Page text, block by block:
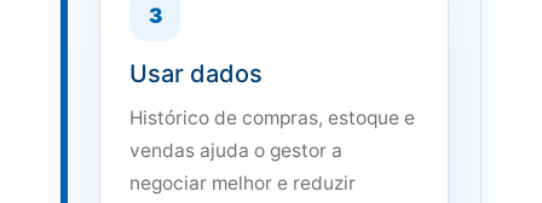
3
Usar dados
Histórico de compras, estoque e
vendas ajuda o gestor a
negociar melhor e reduzir